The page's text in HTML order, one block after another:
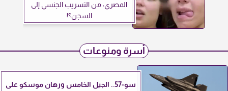
المصري: من التسريب الجنسي إلى
السجن؟!
أسرة ومنوعات
سو-57.. الجيل الخامس ورهان موسكو على